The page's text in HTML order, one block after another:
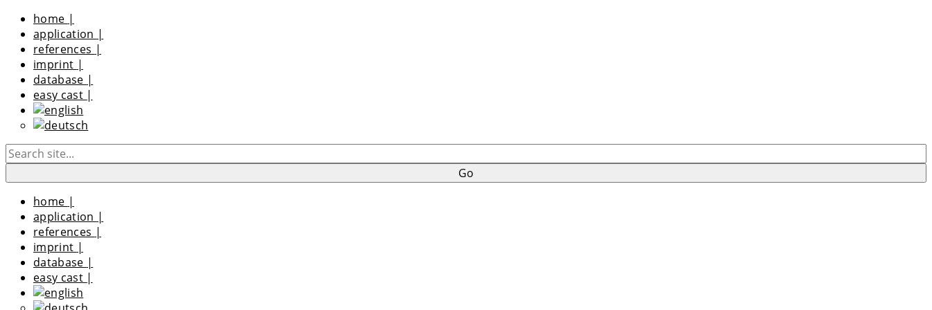
home |
application |
references |
imprint |
database |
easy cast |
home |
application |
references |
imprint |
database |
easy cast |